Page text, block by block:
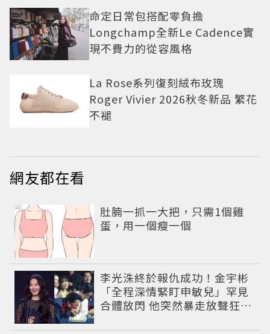
命定日常包搭配零負擔
Longchamp全新Le Cadence實
現不費力的從容風格
La Rose系列復刻絨布玫瑰
Roger Vivier 2026秋冬新品 繁花
不褪
網友都在看
肚腩一抓一大把，只需1個雞
蛋，用一個瘦一個
PR
李光洙終於報仇成功！金宇彬
「全程深情緊盯申敏兒」罕見
合體放閃 他突然暴走放聲狂吼